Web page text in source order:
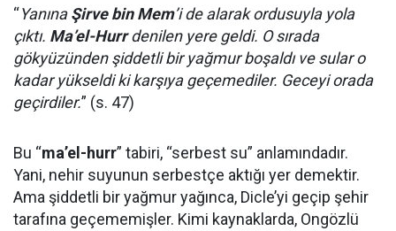
“YanınaŞirve bin Mem’i de alarak ordusuyla yola
çıktı. Ma’el-Hurrdenilen yere geldi. O sırada
gökyüzünden şiddetli bir yağmur boşaldı ve sular o
kadar yükseldi ki karşıya geçemediler. Geceyi orada
geçirdiler.” (s. 47)
Bu “ma’el-hurr” tabiri, “serbest su” anlamındadır.
Yani, nehir suyunun serbestçe aktığı yer demektir.
Ama şiddetli bir yağmur yağınca, Dicle’yi geçip şehir
tarafına geçememişler. Kimi kaynaklarda, Ongözlü